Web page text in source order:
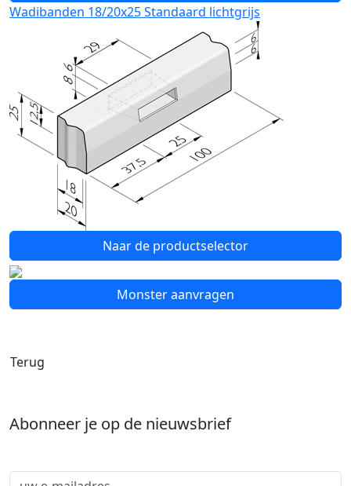
Wadibanden 18/20x25 Standaard lichtgrijs
Naar de productselector
Monster aanvragen
Terug
Abonneer je op de nieuwsbrief